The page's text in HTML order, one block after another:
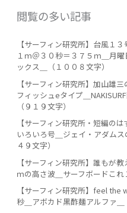
閲覧の多い記事
【サーフィン研究所】台風１
１ｍ＠３０秒＝３７５ｍ＿月
ックス＿（１００８文字）
【サーフィン研究所】加山雄
フィッシュeタイプ＿NAKISURF
（９１９文字）
【サーフィン研究所・短編の
いろいろ号＿ジェイ・アダム
４９文字）
【サーフィン研究所】誰もが
ｍの高さ波＿サーフボードこれ
【サーフィン研究所】feel the
秒＿アボカド黒酢麺アルファ＿